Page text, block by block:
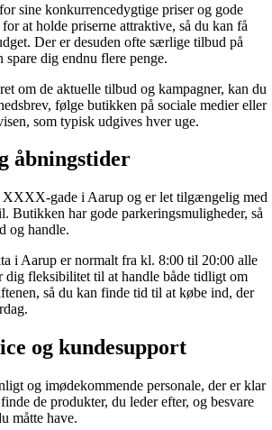
sine konkurrencedygtige priser og gode
at holde priserne attraktive, så du kan få
Der er desuden ofte særlige tilbud på
spare dig endnu flere penge.
om de aktuelle tilbud og kampagner, kan du
følge butikken på sociale medier eller
som typisk udgives hver uge.
åbningstider
XXXX-gade i Aarup og er let tilgængelig med
Butikken har gode parkeringsmuligheder, så
og handle.
i Aarup er normalt fra kl. 8:00 til 20:00 alle
dig fleksibilitet til at handle både tidligt om
så du kan finde tid til at købe ind, der
og kundesupport
og imødekommende personale, der er klar
de produkter, du leder efter, og besvare
måtte have.